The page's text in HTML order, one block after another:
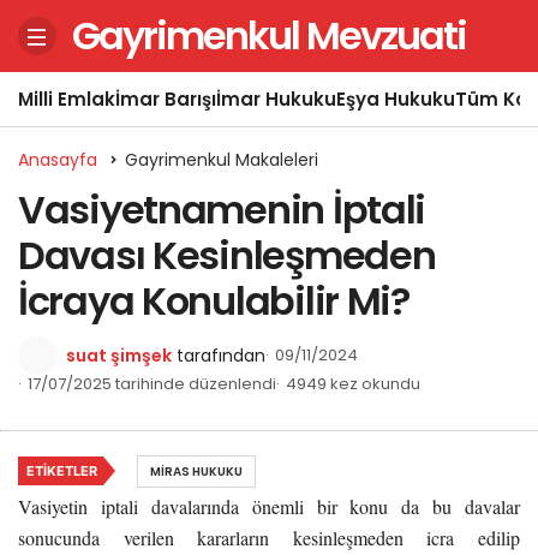
Gayrimenkul Mevzuati
Milli Emlakİmar Barışıİmar HukukuEşya HukukuTüm
Anasayfa Gayrimenkul Makaleleri
Vasiyetnamenin İptali
Davası Kesinleşmeden
İcraya Konulabilir Mi?
suat şimşek tarafından 09/11/2024
17/07/2025 tarihinde düzenlendi 4949 kez okundu
Vasiyetin iptali davalarında önemli bir konu da bu davalar
sonucunda verilen kararların kesinleşmeden icra edilip
ETIKETLER MIRAS HUKUKU